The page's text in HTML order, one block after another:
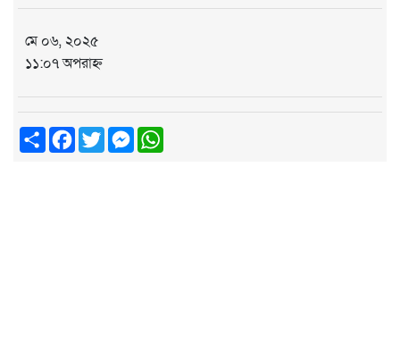
মে ০৬, ২০২৫
১১:০৭ অপরাহ্ন
ShareFacebook
TwitterMessenger